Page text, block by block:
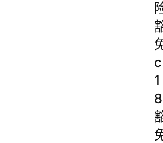
c
1
8